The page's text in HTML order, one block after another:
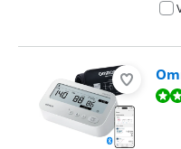
Beoordeling is 9,5 van de 10,